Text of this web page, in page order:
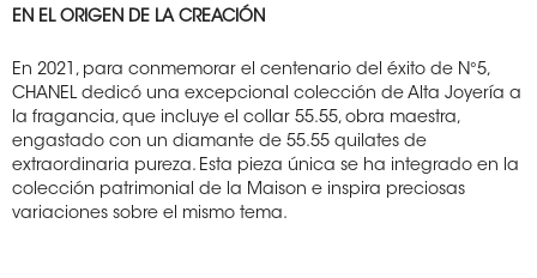
EN EL ORIGEN DE LA CREACIÓN
En 2021, para conmemorar el centenario del éxito de N°5,
CHANEL dedicó una excepcional colección de Alta Joyería a
la fragancia, que incluye el collar 55.55, obra maestra,
engastado con un diamante de 55.55 quilates de
extraordinaria pureza. Esta pieza única se ha integrado en la
colección patrimonial de la Maison e inspira preciosas
variaciones sobre el mismo tema.